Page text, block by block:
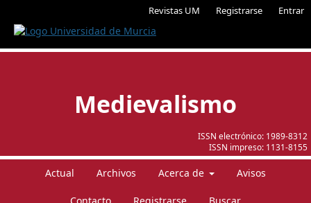
Revistas UM Registrarse Entrar
ISSN electrónico: 1989-8312
ISSN impreso: 1131-8155
Medievalismo
Actual Archivos Acerca de Avisos